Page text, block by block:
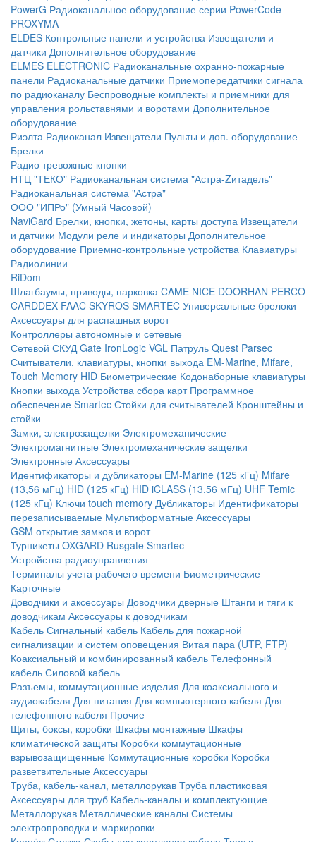
PowerG Радиоканальное оборудование серии PowerCode
PROXYMA
ELDES Контрольные панели и устройства Извещатели и
датчики Дополнительное оборудование
ELMES ELECTRONIC Радиоканальные охранно-пожарные
панели Радиоканальные датчики Приемопередатчики сигнала
по радиоканалу Беспроводные комплекты и приемники для
управления рольставнями и воротами Дополнительное
оборудование
Риэлта Радиоканал Извещатели Пульты и доп. оборудование
Брелки
Радио тревожные кнопки
НТЦ "ТЕКО" Радиоканальная система "Астра-Zитадель"
Радиоканальная система "Астра"
ООО "ИПРо" (Умный Часовой)
NaviGard Брелки, кнопки, жетоны, карты доступа Извещатели
и датчики Модули реле и индикаторы Дополнительное
оборудование Приемно-контрольные устройства Клавиатуры
Радиолинии
RiDom
Шлагбаумы, приводы, парковка CAME NICE DOORHAN PERCO
CARDDEX FAAC SKYROS SMARTEC Универсальные брелоки
Аксессуары для распашных ворот
Контроллеры автономные и сетевые
Сетевой СКУД Gate IronLogic VGL Патруль Quest Parsec
Считыватели, клавиатуры, кнопки выхода EM-Marine, Mifare,
Touch Memory HID Биометрические Кодонаборные клавиатуры
Кнопки выхода Устройства сбора карт Программное
обеспечение Smartec Стойки для считывателей Кронштейны и
стойки
Замки, электрозащелки Электромеханические
Электромагнитные Электромеханические защелки
Электронные Аксессуары
Идентификаторы и дубликаторы EM-Marine (125 кГц) Mifare
(13,56 мГц) HID (125 кГц) HID iCLASS (13,56 мГц) UHF Temic
(125 кГц) Ключи touch memory Дубликаторы Идентификаторы
перезаписываемые Мультиформатные Аксессуары
GSM открытие замков и ворот
Турникеты OXGARD Rusgate Smartec
Устройства радиоуправления
Терминалы учета рабочего времени Биометрические
Карточные
Доводчики и аксессуары Доводчики дверные Штанги и тяги к
доводчикам Аксессуары к доводчикам
Кабель Сигнальный кабель Кабель для пожарной
сигнализации и систем оповещения Витая пара (UTP, FTP)
Коаксиальный и комбинированный кабель Телефонный
кабель Силовой кабель
Разъемы, коммутационные изделия Для коаксиального и
аудиокабеля Для питания Для компьютерного кабеля Для
телефонного кабеля Прочие
Щиты, боксы, коробки Шкафы монтажные Шкафы
климатической защиты Коробки коммутационные
взрывозащищенные Коммутационные коробки Коробки
разветвительные Аксессуары
Труба, кабель-канал, металлорукав Труба пластиковая
Аксессуары для труб Кабель-каналы и комплектующие
Металлорукав Металлические каналы Системы
электропроводки и маркировки